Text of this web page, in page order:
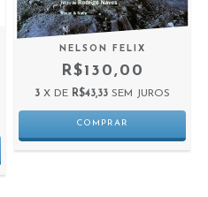
NELSON FELIX
R$130,00
3 X DE R$43,33 SEM JUROS